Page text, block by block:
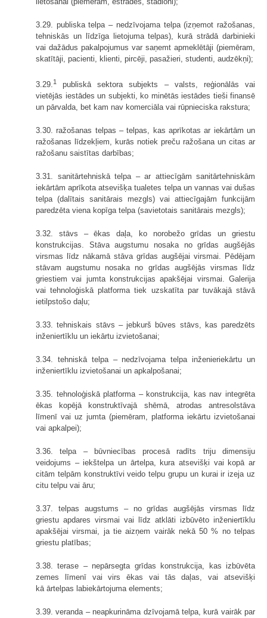
3.29. publiska telpa – nedzīvojama telpa (izņemot ražošanas,
tehniskās un līdzīga lietojuma telpas), kurā strādā darbinieki
vai dažādus pakalpojumus var saņemt apmeklētāji (piemēram,
skatītāji, pacienti, klienti, pircēji, pasažieri, studenti, audzēkņi);
3.29.1
publiskā sektora subjekts – valsts, reģionālās vai
vietējās iestādes un subjekti, ko minētās iestādes tieši finansē
un pārvalda, bet kam nav komerciāla vai rūpnieciska rakstura;
3.30. ražošanas telpas – telpas, kas aprīkotas ar iekārtām un
ražošanas līdzekļiem, kurās notiek preču ražošana un citas ar
ražošanu saistītas darbības;
3.31. sanitārtehniskā telpa – ar attiecīgām sanitārtehniskām
iekārtām aprīkota atsevišķa tualetes telpa un vannas vai dušas
telpa (dalītais sanitārais mezgls) vai attiecīgajām funkcijām
paredzēta viena kopīga telpa (savietotais sanitārais mezgls);
3.32. stāvs – ēkas daļa, ko norobežo grīdas un griestu
konstrukcijas. Stāva augstumu nosaka no grīdas augšējās
virsmas līdz nākamā stāva grīdas augšējai virsmai. Pēdējam
stāvam augstumu nosaka no grīdas augšējās virsmas līdz
griestiem vai jumta konstrukcijas apakšējai virsmai. Galerija
vai tehnoloģiskā platforma tiek uzskatīta par tuvākajā stāvā
ietilpstošo daļu;
3.33. tehniskais stāvs – jebkurš būves stāvs, kas paredzēts
inženiertīklu un iekārtu izvietošanai;
3.34. tehniskā telpa – nedzīvojama telpa inženieriekārtu un
inženiertīklu izvietošanai un apkalpošanai;
3.35. tehnoloģiskā platforma – konstrukcija, kas nav integrēta
ēkas kopējā konstruktīvajā shēmā, atrodas antresolstāva
līmenī vai uz jumta (piemēram, platforma iekārtu izvietošanai
vai apkalpei);
3.36. telpa – būvniecības procesā radīts triju dimensiju
veidojums – iekštelpa un ārtelpa, kura atsevišķi vai kopā ar
citām telpām konstruktīvi veido telpu grupu un kurai ir izeja uz
citu telpu vai āru;
3.37. telpas augstums – no grīdas augšējās virsmas līdz
griestu apdares virsmai vai līdz atklāti izbūvēto inženiertīklu
apakšējai virsmai, ja tie aizņem vairāk nekā 50 % no telpas
griestu platības;
3.38. terase – nepārsegta grīdas konstrukcija, kas izbūvēta
zemes līmenī vai virs ēkas vai tās daļas, vai atsevišķi
kā ārtelpas labiekārtojuma elements;
3.39. veranda – neapkurināma dzīvojamā telpa, kurā vairāk par